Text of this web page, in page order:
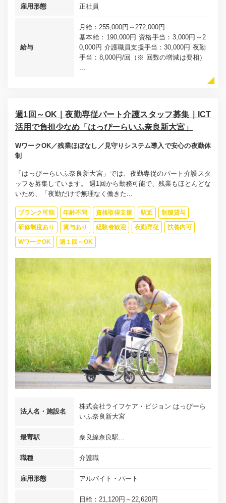
雇用形態 正社員
給与
月給：255,000円～272,000円
基本給：190,000円 資格手当：3,000円～2
0,000円 介護職員支援手当：30,000円 夜勤
手当：8,000円/回（※ 回数の増減は要相）
週1回～OK｜夜勤専従パート介護スタッフ募集｜ICT
活用で負担少なめ「はっぴーらいふ奈良新大宮」
WワークOK／残業ほぼなし／見守りシステム導入で安心の夜勤体
制
「はっぴーらいふ奈良新大宮」では、夜勤専従のパート介護スタ
ッフを募集しています。 週1回から勤務可能で、残業もほとんどな
いため、「夜勤だけで無理なく働きた...
ブランク可能 年齢不問 資格取得支援 駅近 制服貸与
研修制度あり 賞与あり 経験者歓迎 夜勤専従 扶養内可
WワークOK 週１回～OK
法人名・施設名
株式会社ライフケア・ビジョン はっぴーら
いふ奈良新大宮
最寄駅 奈良線奈良駅...
職種 介護職
雇用形態 アルバイト・パート
日給：21,120円～22,620円